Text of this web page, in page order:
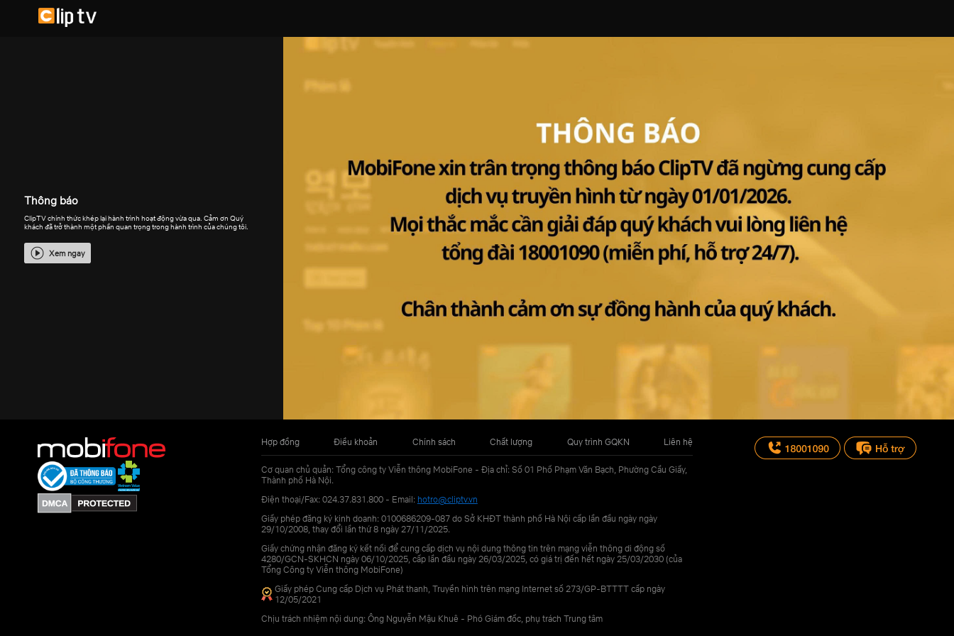
Thông báo
ClipTV chính thức khép lại hành trình hoạt động vừa qua. Cảm ơn Quý
khách đã trở thành một phần quan trọng trong hành trình của chúng tôi.
Xem ngay
Hợp đồng Điều khoản Chính sách Chất lượng Quy trình GQKN Liên hệ
Cơ quan chủ quản: Tổng công ty Viễn thông MobiFone - Địa chỉ: Số 01 Phố Phạm Văn Bạch, Phường Cầu Giấy,
Thành phố Hà Nội.
Điện thoại/Fax: 024.37.831.800 - Email: hotro@cliptv.vn
Giấy phép đăng ký kinh doanh: 0100686209-087 do Sở KHĐT thành phố Hà Nội cấp lần đầu ngày ngày
29/10/2008, thay đổi lần thứ 8 ngày 27/11/2025.
Giấy chứng nhận đăng ký kết nối để cung cấp dịch vụ nội dung thông tin trên mạng viễn thông di động số
4280/GCN-SKHCN ngày 06/10/2025, cấp lần đầu ngày 26/03/2025, có giá trị đến hết ngày 25/03/2030 (của
Tổng Công ty Viễn thông MobiFone)
Giấy phép Cung cấp Dịch vụ Phát thanh, Truyền hình trên mạng Internet số 273/GP-BTTTT cấp ngày
12/05/2021
Chịu trách nhiệm nội dung: Ông Nguyễn Mậu Khuê - Phó Giám đốc, phụ trách Trung tâm